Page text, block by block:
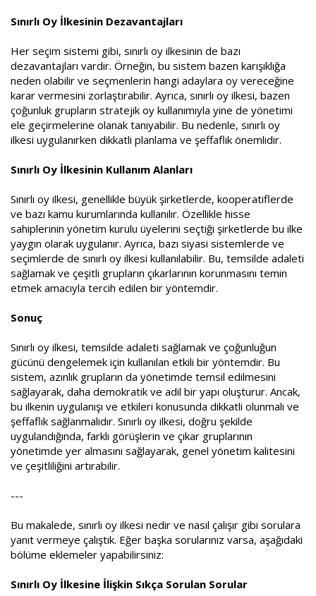
Sınırlı Oy İlkesinin Dezavantajları
Her seçim sistemi gibi, sınırlı oy ilkesinin de bazı
dezavantajları vardır. Örneğin, bu sistem bazen karışıklığa
neden olabilir ve seçmenlerin hangi adaylara oy vereceğine
karar vermesini zorlaştırabilir. Ayrıca, sınırlı oy ilkesi, bazen
çoğunluk grupların stratejik oy kullanımıyla yine de yönetimi
ele geçirmelerine olanak tanıyabilir. Bu nedenle, sınırlı oy
ilkesi uygulanırken dikkatli planlama ve şeffaflık önemlidir.
Sınırlı Oy İlkesinin Kullanım Alanları
Sınırlı oy ilkesi, genellikle büyük şirketlerde, kooperatiflerde
ve bazı kamu kurumlarında kullanılır. Özellikle hisse
sahiplerinin yönetim kurulu üyelerini seçtiği şirketlerde bu ilke
yaygın olarak uygulanır. Ayrıca, bazı siyasi sistemlerde ve
seçimlerde de sınırlı oy ilkesi kullanılabilir. Bu, temsilde adaleti
sağlamak ve çeşitli grupların çıkarlarının korunmasını temin
etmek amacıyla tercih edilen bir yöntemdir.
Sonuç
Sınırlı oy ilkesi, temsilde adaleti sağlamak ve çoğunluğun
gücünü dengelemek için kullanılan etkili bir yöntemdir. Bu
sistem, azınlık grupların da yönetimde temsil edilmesini
sağlayarak, daha demokratik ve adil bir yapı oluşturur. Ancak,
bu ilkenin uygulanışı ve etkileri konusunda dikkatli olunmalı ve
şeffaflık sağlanmalıdır. Sınırlı oy ilkesi, doğru şekilde
uygulandığında, farklı görüşlerin ve çıkar gruplarının
yönetimde yer almasını sağlayarak, genel yönetim kalitesini
ve çeşitliliğini artırabilir.
---
Bu makalede, sınırlı oy ilkesi nedir ve nasıl çalışır gibi sorulara
yanıt vermeye çalıştık. Eğer başka sorularınız varsa, aşağıdaki
bölüme eklemeler yapabilirsiniz:
Sınırlı Oy İlkesine İlişkin Sıkça Sorulan Sorular